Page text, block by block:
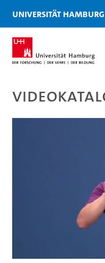
Zur Metanavigation
Zur Hauptnavigation
Zur Suche
Zum Inhalt
Zum Seitenfuss
Universität Hamburg